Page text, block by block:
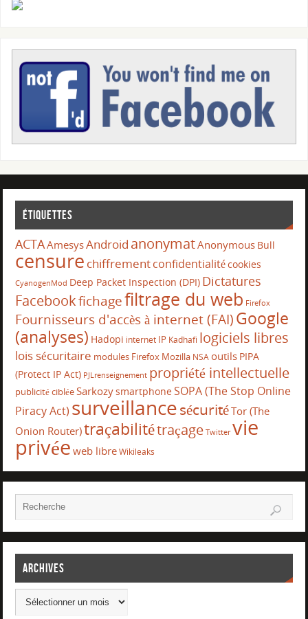
Étiquettes
ACTAAmesysAndroid anonymatAnonymous Bull
censure chiffrementconfidentialitécookies
CyanogenMod Deep Packet Inspection (DPI) Dictatures
Facebookfichagefiltrage du web Firefox
Fournisseurs d'accès à internet (FAI)Google
(analyses) Hadopi internet IP Kadhafi logiciels libres
lois sécuritaire modules Firefox Mozilla NSA outils PIPA
(Protect IP Act) PJLrenseignement propriété intellectuelle
publicité cibléeSarkozysmartphoneSOPA (The Stop Online
Piracy Act) surveillancesécuritéTor (The
Onion Router)traçabilitétraçage Twitter vie
privée web libreWikileaks
Archives